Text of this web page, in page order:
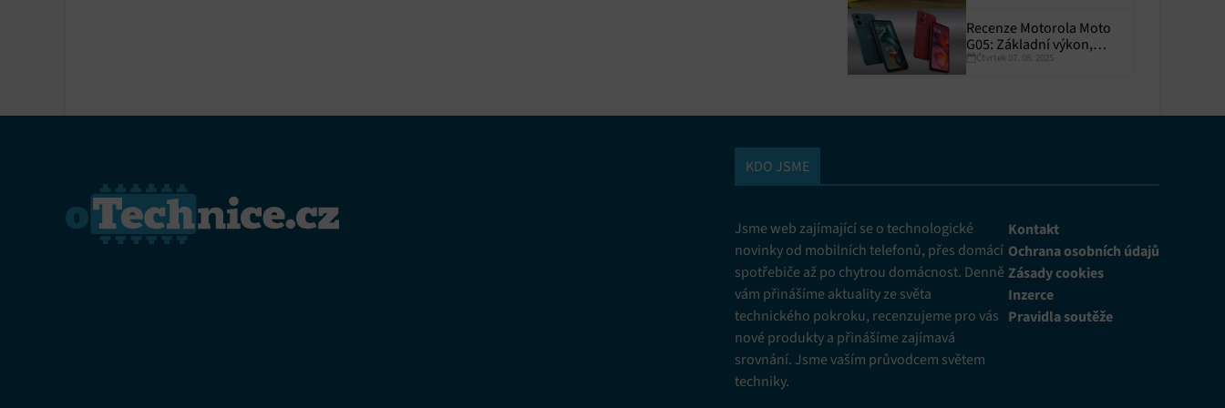
Recenze Motorola Moto
G05: Základní výkon,
skvělá výdrž
Čtvrtek 07. 08. 2025
KDO JSME
Jsme web zajímající se o technologické
novinky od mobilních telefonů, přes domácí
spotřebiče až po chytrou domácnost. Denně
vám přinášíme aktuality ze světa
technického pokroku, recenzujeme pro vás
nové produkty a přinášíme zajímavá
srovnání. Jsme vaším průvodcem světem
techniky.
Kontakt
Ochrana osobních údajů
Zásady cookies
Inzerce
Pravidla soutěže